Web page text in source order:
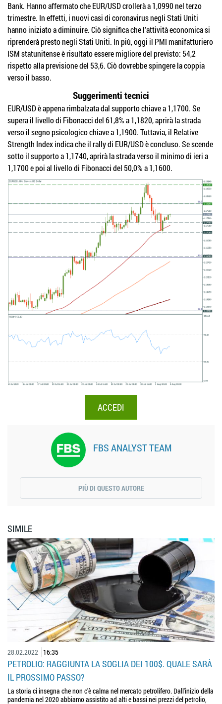
Bank. Hanno affermato che EUR/USD crollerà a 1,0990 nel terzo
trimestre. In effetti, i nuovi casi di coronavirus negli Stati Uniti
hanno iniziato a diminuire. Ciò significa che l’attività economica si
riprenderà presto negli Stati Uniti. In più, oggi il PMI manifatturiero
ISM statunitense è risultato essere migliore del previsto: 54,2
rispetto alla previsione del 53,6. Ciò dovrebbe spingere la coppia
verso il basso.
Suggerimenti tecnici
EUR/USD è appena rimbalzata dal supporto chiave a 1,1700. Se
supera il livello di Fibonacci del 61,8% a 1,1820, aprirà la strada
verso il segno psicologico chiave a 1,1900. Tuttavia, il Relative
Strength Index indica che il rally di EUR/USD è concluso. Se scende
sotto il supporto a 1,1740, aprirà la strada verso il minimo di ieri a
1,1700 e poi al livello di Fibonacci del 50,0% a 1,1600.
ACCEDI
FBS ANALYST TEAM
PIÙ DI QUESTO AUTORE
SIMILE
28.02.2022 16:35
PETROLIO: RAGGIUNTA LA SOGLIA DEI 100$. QUALE SARÀ
IL PROSSIMO PASSO?
La storia ci insegna che non c'è calma nel mercato petrolifero. Dall'inizio della
pandemia nel 2020 abbiamo assistito ad alti e bassi nei prezzi del petrolio,